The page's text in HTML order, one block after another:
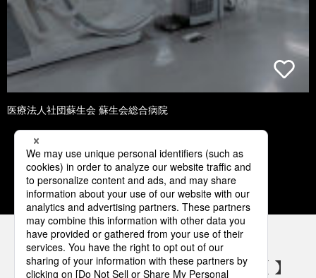
医療法人社団蘇生会 蘇生会総合病院
1 2 3 4 5
パナソニックの電気設備 SNSアカウント